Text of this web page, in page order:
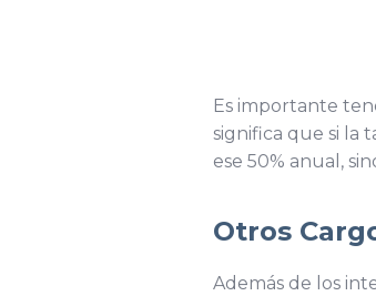
Es importante
significa que si la
ese 50% anual,
Otros
Además de los